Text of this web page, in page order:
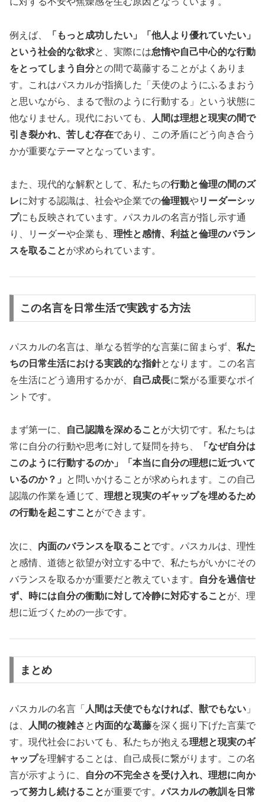
例えば、
「もっと成功したい」「他人より優れていたい」
という社会的な欲求と、実際には怠惰や自己中心的な行動
をとってしまう自分との間で葛藤することがよくありま
す。これはパスカルが指摘した「天使のようにふるまおう
と思いながら、まるで獣のように行動する」という状態に
他なりません。現代においても、
人間は理想と現実の間で
引き裂かれ、苦しむ存在であり、この矛盾にどう向き合う
かが重要なテーマとなっています。
また、現代的な解釈として、私たちの行動と倫理の間のズ
レに対する認識は、社会や企業での倫理観やリーダーシッ
プにも反映されています。パスカルの名言が指し示す通
り、リーダーや企業も、 理性と感情、利益と倫理のバラン
スを取ることが求められています。
この名言を日常生活で実践する方法
パスカルの名言は、単なる哲学的な言葉に留まらず、 私た
ちの日常生活における実践的な指針となります。この名言
を生活にどう適用するかが、
自己成長に繋がる重要なポイ
ントです。
まず第一に、 自己認識を深めることが大切です。私たちは
常に自分の行動や思考に対して疑問を持ち、
「なぜ自分は
このように行動するのか」「本当に自分の理想に近づいて
いるのか？」
と問いかけることが求められます。この自己
認識の作業を通じて、 理想と現実のギャップを埋めるため
の行動を起こすことができます。
次に、 内面のバランスを取ることです。パスカルは、理性
と感情、道徳と欲望が対立する中で、私たちがいかにその
バランスを取るかが重要だと教えています。
自分を過信せ
ず、時には自分の衝動に対して冷静に対応することが、理
想に近づくための一歩です。
まとめ
パスカルの名言「 人間は天使でもなければ、獣でもない 」
は、
人間の複雑さ と 内面的な葛藤を深く掘り下げた言葉で
す。現代社会においても、私たちが抱える理想と現実のギ
ャップを理解することは、自己成長に繋がります。この名
言が示すように、
自分の不完全さを受け入れ、理想に向か
って努力し続けることが重要です。パスカルの教訓を日常